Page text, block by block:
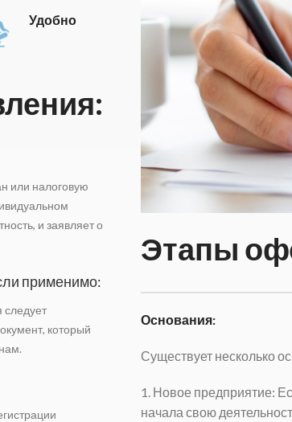
Удобно
или налоговую
и заявляет о
применимо:
следует
который
Этапы
Основания:
Существует несколько
1. Новое предприятие:
начала свою